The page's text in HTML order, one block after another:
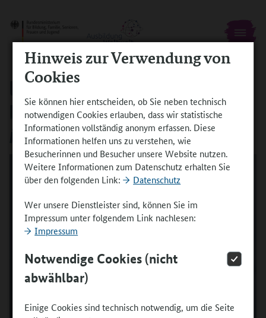
Hinweis zur Verwendung von
Cookies
Sie können hier entscheiden, ob Sie neben technisch
notwendigen Cookies erlauben, dass wir statistische
Informationen vollständig anonym erfassen. Diese
Informationen helfen uns zu verstehen, wie
Besucherinnen und Besucher unsere Website nutzen.
Weitere Informationen zum Datenschutz erhalten Sie
über den folgenden Link:
Datenschutz
Wer unsere Dienstleister sind, können Sie im
Impressum unter folgendem Link nachlesen:
Impressum
Notwendige Cookies (nicht
abwählbar)
Einige Cookies sind technisch notwendig, um die Seite
UMFRAGE BIS 30.5.: WIE FINDEN SIE
PRAKTIKUMSEINRICHTUNGEN IM
AUSLAND?